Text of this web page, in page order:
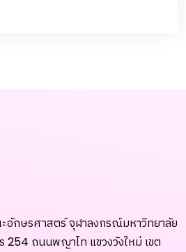
อักษรศาสตร์ จุฬาลงกรณ์มหาวิทยาลัย
254 ถนนพญาไท แขวงวังใหม่ เขต